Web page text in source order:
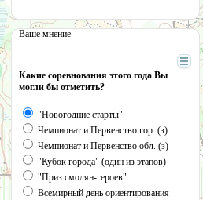
Ваше мнение
Какие соревнования этого года Вы
могли бы отметить?
"Новогодние старты"
Чемпионат и Первенство гор. (з)
Чемпионат и Первенство обл. (з)
"Кубок города" (один из этапов)
"Приз смолян-героев"
Всемирный день ориентирования